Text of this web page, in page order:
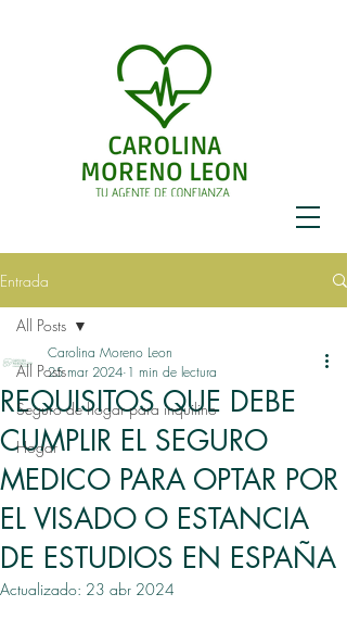
Entrada
All Posts
Seguro de hogar para inquilino
Hogar
All Posts
REQUISITOS QUE DEBE
CUMPLIR EL SEGURO
MEDICO PARA OPTAR POR
EL VISADO O ESTANCIA
DE ESTUDIOS EN ESPAÑA
Carolina Moreno Leon
25 mar 2024 1 min de lectura
Actualizado: 23 abr 2024